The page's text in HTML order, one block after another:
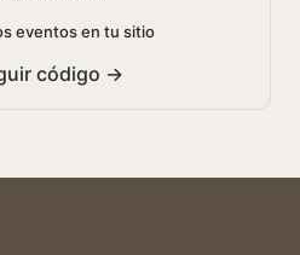
eventos en tu sitio
código →